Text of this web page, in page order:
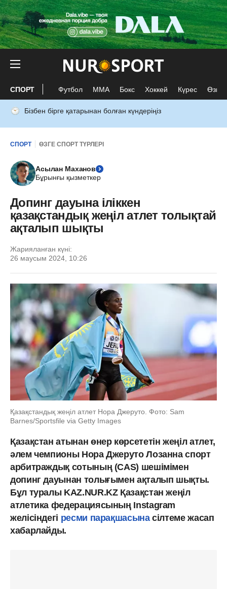
СПОРТ Футбол ММА Бокс Хоккей Күрес Өзге
Бізбен бірге қатарынан болған күндеріңіз
СПОРТ ӨЗГЕ СПОРТ ТҮРЛЕРІ
Асылан Маханов
Бұрынғы қызметкер
Допинг дауына іліккен
қазақстандық жеңіл атлет толықтай
ақталып шықты
Жарияланған күні:
26 маусым 2024, 10:26
Қазақстандық жеңіл атлет Нора Джеруто. Фото: Sam
Barnes/Sportsfile via Getty Images
Қазақстан атынан өнер көрсететін жеңіл атлет,
әлем чемпионы Нора Джеруто Лозанна спорт
арбитраждық сотының (CAS) шешімімен
допинг дауынан толығымен ақталып шықты.
Бұл туралы KAZ.NUR.KZ Қазақстан жеңіл
атлетика федерациясының Instagram
желісіндегі ресми парақшасынасілтеме жасап
хабарлайды.